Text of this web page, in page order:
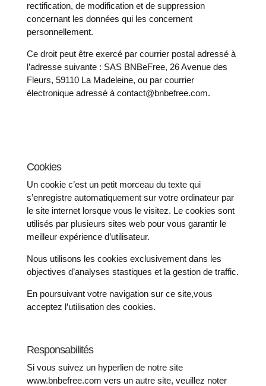
rectification, de modification et de suppression
concernant les données qui les concernent
personnellement.
Ce droit peut être exercé par courrier postal adressé à
l’adresse suivante : SAS BNBeFree, 26 Avenue des
Fleurs, 59110 La Madeleine, ou par courrier
électronique adressé à contact@bnbefree.com.
Cookies
Un cookie c’est un petit morceau du texte qui
s’enregistre automatiquement sur votre ordinateur par
le site internet lorsque vous le visitez. Le cookies sont
utilisés par plusieurs sites web pour vous garantir le
meilleur expérience d’utilisateur.
Nous utilisons les cookies exclusivement dans les
objectives d’analyses stastiques et la gestion de traffic.
En poursuivant votre navigation sur ce site,vous
acceptez l’utilisation des cookies.
Responsabilités
Si vous suivez un hyperlien de notre site
www.bnbefree.com vers un autre site, veuillez noter